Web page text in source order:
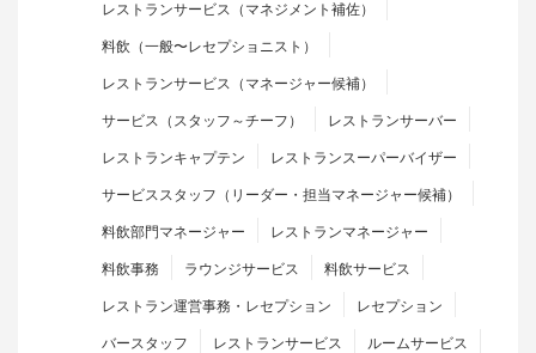
レストランサービス（マネジメント補佐）
料飲（一般〜レセプショニスト）
レストランサービス（マネージャー候補）
サービス（スタッフ～チーフ）
レストランサーバー
レストランキャプテン
レストランスーパーバイザー
サービススタッフ（リーダー・担当マネージャー候補）
料飲部門マネージャー
レストランマネージャー
料飲事務
ラウンジサービス
料飲サービス
レストラン運営事務・レセプション
レセプション
バースタッフ
レストランサービス
ルームサービス